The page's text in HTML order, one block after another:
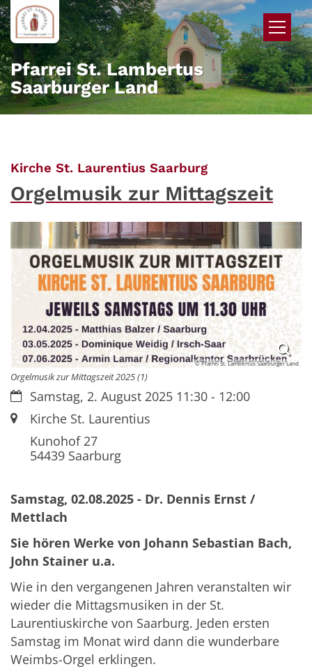
Zum Inhalt springen
Pfarrei St. Lambertus
Saarburger Land
Kirche St. Laurentius Saarburg:
Orgelmusik zur Mittagszeit
© Pfarrei St. Lambertus Saarburger Land
Orgelmusik zur Mittagszeit 2025 (1)
Datum:Samstag, 2. August 2025 11:30 - 12:00
Ort:Kirche St. Laurentius
Kunohof 27
54439Saarburg
Samstag, 02.08.2025 - Dr. Dennis Ernst /
Mettlach
Sie hören Werke von Johann Sebastian Bach,
John Stainer u.a.
Wie in den vergangenen Jahren veranstalten wir
wieder die Mittagsmusiken in der St.
Laurentiuskirche von Saarburg. Jeden ersten
Samstag im Monat wird dann die wunderbare
Weimbs-Orgel erklingen.